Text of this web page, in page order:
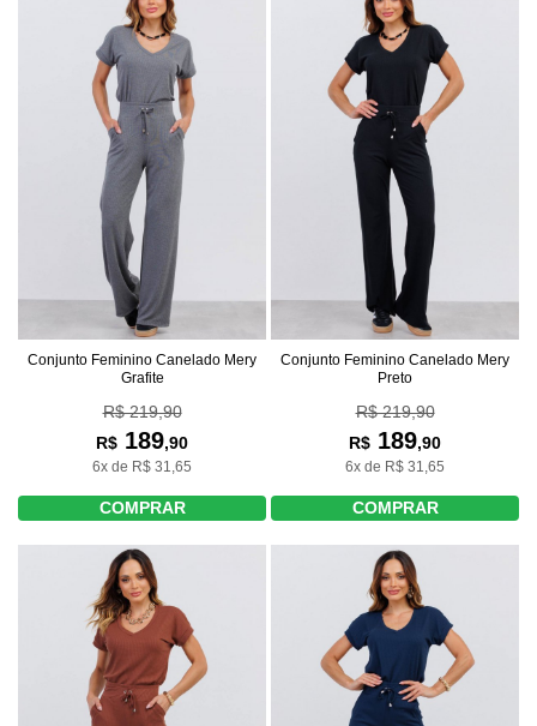
Conjunto Feminino Canelado Mery
Grafite
R$ 219,90
R$ 189,90
6x de R$ 31,65
COMPRAR
Conjunto Feminino Canelado Mery
Preto
R$ 219,90
R$ 189,90
6x de R$ 31,65
COMPRAR